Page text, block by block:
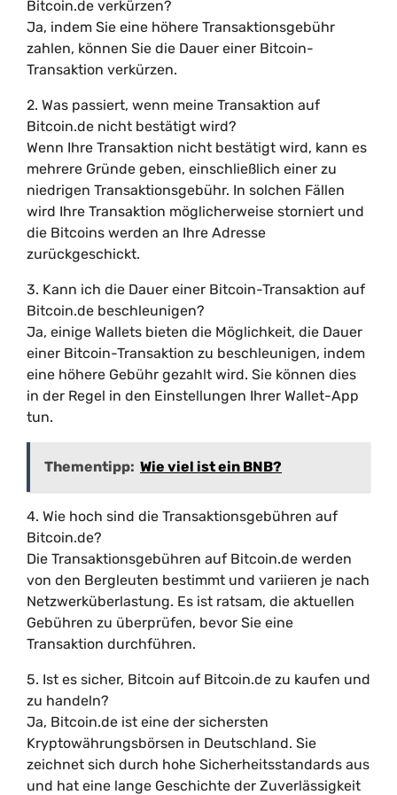
Bitcoin.de verkürzen?
Ja, indem Sie eine höhere Transaktionsgebühr
zahlen, können Sie die Dauer einer Bitcoin-
Transaktion verkürzen.
2. Was passiert, wenn meine Transaktion auf
Bitcoin.de nicht bestätigt wird?
Wenn Ihre Transaktion nicht bestätigt wird, kann es
mehrere Gründe geben, einschließlich einer zu
niedrigen Transaktionsgebühr. In solchen Fällen
wird Ihre Transaktion möglicherweise storniert und
die Bitcoins werden an Ihre Adresse
zurückgeschickt.
3. Kann ich die Dauer einer Bitcoin-Transaktion auf
Bitcoin.de beschleunigen?
Ja, einige Wallets bieten die Möglichkeit, die Dauer
einer Bitcoin-Transaktion zu beschleunigen, indem
eine höhere Gebühr gezahlt wird. Sie können dies
in der Regel in den Einstellungen Ihrer Wallet-App
tun.
Thementipp: Wie viel ist ein BNB?
4. Wie hoch sind die Transaktionsgebühren auf
Bitcoin.de?
Die Transaktionsgebühren auf Bitcoin.de werden
von den Bergleuten bestimmt und variieren je nach
Netzwerküberlastung. Es ist ratsam, die aktuellen
Gebühren zu überprüfen, bevor Sie eine
Transaktion durchführen.
5. Ist es sicher, Bitcoin auf Bitcoin.de zu kaufen und
zu handeln?
Ja, Bitcoin.de ist eine der sichersten
Kryptowährungsbörsen in Deutschland. Sie
zeichnet sich durch hohe Sicherheitsstandards aus
und hat eine lange Geschichte der Zuverlässigkeit